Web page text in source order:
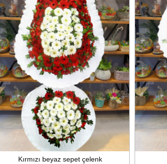
Kırmızı beyaz sepet çelenk